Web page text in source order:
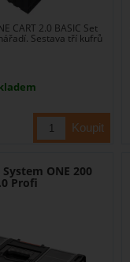
CART 2.0 BASIC Set
Sestava tří kufrů
ONE 200
Profi